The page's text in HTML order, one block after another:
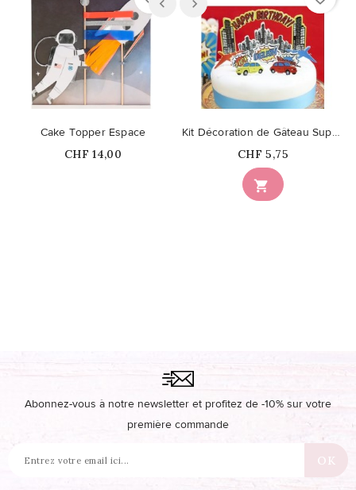
Cake Topper Espace
Prix
CHF 14,00

Kit Décoration de Gâteau Super Héros Party
Prix
CHF 5,75
Abonnez-vous à notre newsletter et profitez de -10% sur votre
première commande